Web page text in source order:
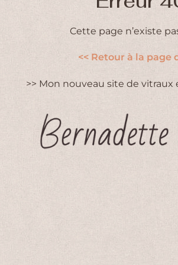
Cette page n’existe
<< Retour à la page
>> Mon nouveau site de vitraux